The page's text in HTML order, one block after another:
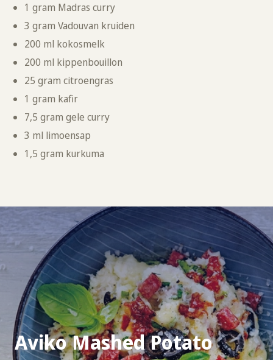
1 gram Madras curry
3 gram Vadouvan kruiden
200 ml kokosmelk
200 ml kippenbouillon
25 gram citroengras
1 gram kafir
7,5 gram gele curry
3 ml limoensap
1,5 gram kurkuma
Aviko Mashed Potato